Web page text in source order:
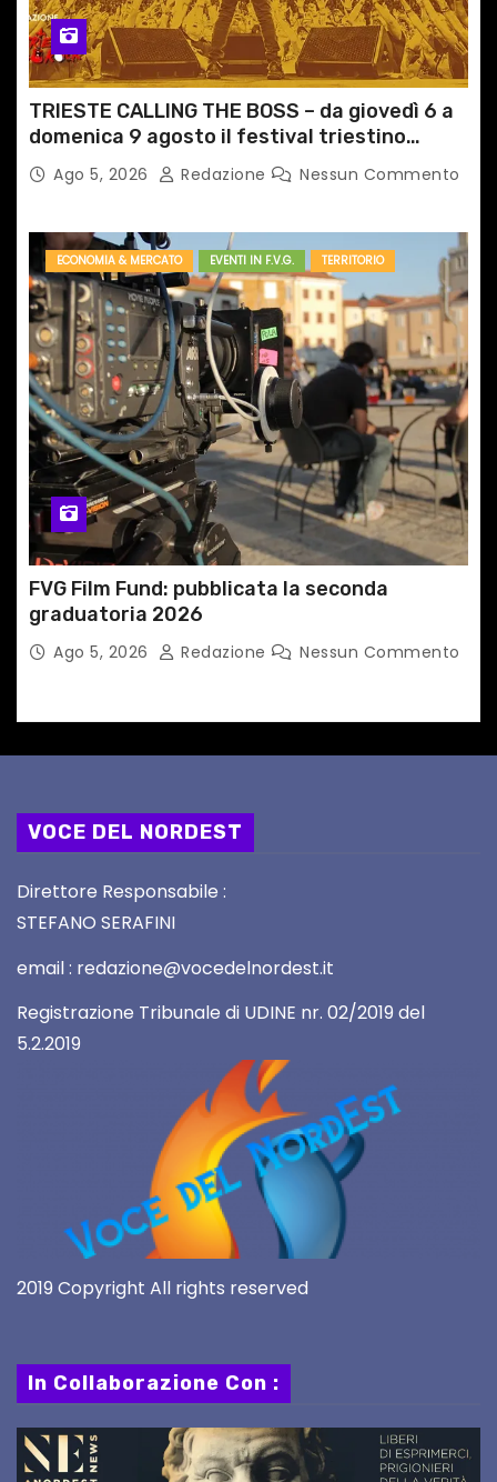
TRIESTE CALLING THE BOSS – da giovedì 6 a
domenica 9 agosto il festival triestino
dedicato a Springsteen
Ago 5, 2026 Redazione Nessun Commento
ECONOMIA & MERCATO EVENTI IN F.V.G. TERRITORIO
FVG Film Fund: pubblicata la seconda
graduatoria 2026
Ago 5, 2026 Redazione Nessun Commento
VOCE DEL NORDEST
Direttore Responsabile :
STEFANO SERAFINI
email : redazione@vocedelnordest.it
Registrazione Tribunale di UDINE nr. 02/2019 del
5.2.2019
2019 Copyright All rights reserved
In Collaborazione Con :